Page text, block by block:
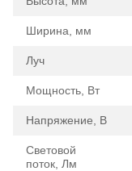
Ширина, мм
Луч
Мощность, Вт
Напряжение, В
Световой
поток, Лм